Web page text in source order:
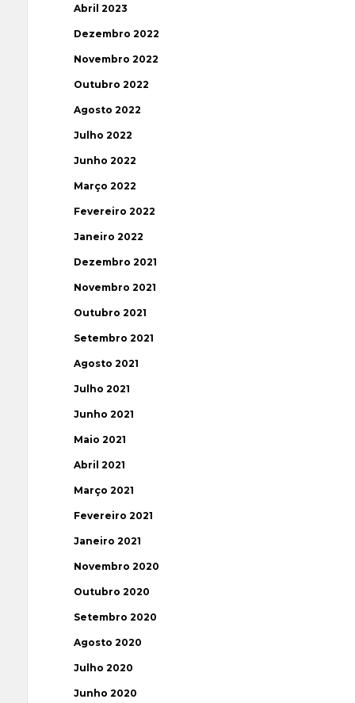
Abril 2023
Dezembro 2022
Novembro 2022
Outubro 2022
Agosto 2022
Julho 2022
Junho 2022
Março 2022
Fevereiro 2022
Janeiro 2022
Dezembro 2021
Novembro 2021
Outubro 2021
Setembro 2021
Agosto 2021
Julho 2021
Junho 2021
Maio 2021
Abril 2021
Março 2021
Fevereiro 2021
Janeiro 2021
Novembro 2020
Outubro 2020
Setembro 2020
Agosto 2020
Julho 2020
Junho 2020